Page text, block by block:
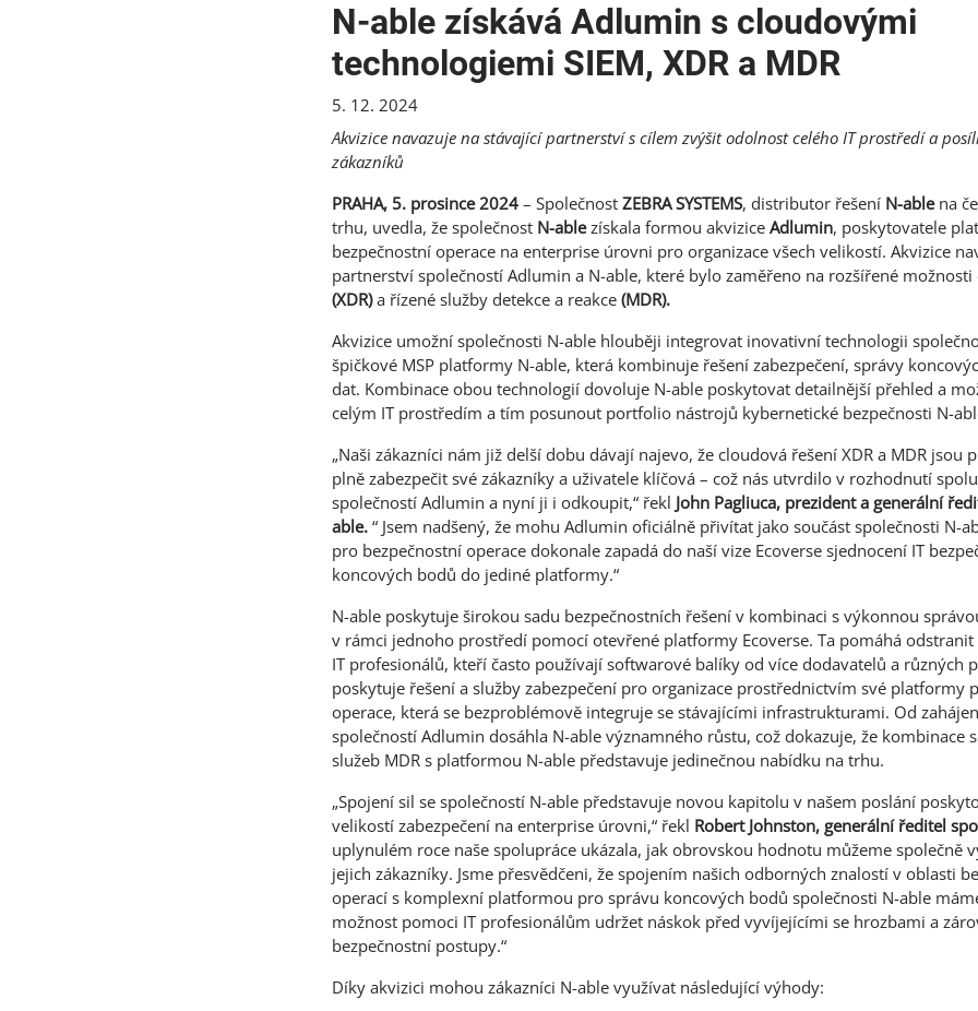
N-able získává Adlumin s cloudovými
technologiemi SIEM, XDR a MDR
5. 12. 2024
Akvizice navazuje na stávající partnerství s cílem zvýšit odolnost celého IT prostředí a
zákazníků
PRAHA, 5. prosince 2024 – Společnost ZEBRA SYSTEMS, distributor řešení N-ablena
trhu, uvedla, že společnost N-ablezískala formou akvizice Adlumin, poskytovatele
bezpečnostní operace na enterprise úrovni pro organizace všech velikostí. Akvizice
partnerství společností Adlumin a N-able, které bylo zaměřeno na rozšířené možnosti
(XDR)a řízené služby detekce a reakce (MDR).
Akvizice umožní společnosti N-able hlouběji integrovat inovativní technologii
špičkové MSP platformy N-able, která kombinuje řešení zabezpečení, správy
dat. Kombinace obou technologií dovoluje N-able poskytovat detailnější přehled a
celým IT prostředím a tím posunout portfolio nástrojů kybernetické bezpečnosti N-
„Naši zákazníci nám již delší dobu dávají najevo, že cloudová řešení XDR a MDR jsou
plně zabezpečit své zákazníky a uživatele klíčová – což nás utvrdilo v rozhodnutí
společností Adlumin a nyní ji i odkoupit,“ řekl John Pagliuca, prezident a generální
able. “ Jsem nadšený, že mohu Adlumin oficiálně přivítat jako součást společnosti N-
pro bezpečnostní operace dokonale zapadá do naší vize Ecoverse sjednocení IT
koncových bodů do jediné platformy.“
N-able poskytuje širokou sadu bezpečnostních řešení v kombinaci s výkonnou
v rámci jednoho prostředí pomocí otevřené platformy Ecoverse. Ta pomáhá odstranit
IT profesionálů, kteří často používají softwarové balíky od více dodavatelů a různých
poskytuje řešení a služby zabezpečení pro organizace prostřednictvím své platformy
operace, která se bezproblémově integruje se stávajícími infrastrukturami. Od
společností Adlumin dosáhla N-able významného růstu, což dokazuje, že kombinace
služeb MDR s platformou N-able představuje jedinečnou nabídku na trhu.
„Spojení sil se společností N-able představuje novou kapitolu v našem poslání
velikostí zabezpečení na enterprise úrovni,“ řekl Robert Johnston, generální ředitel
uplynulém roce naše spolupráce ukázala, jak obrovskou hodnotu můžeme společně
jejich zákazníky. Jsme přesvědčeni, že spojením našich odborných znalostí v oblasti
operací s komplexní platformou pro správu koncových bodů společnosti N-able
možnost pomoci IT profesionálům udržet náskok před vyvíjejícími se hrozbami a
bezpečnostní postupy.“
Díky akvizici mohou zákazníci N-able využívat následující výhody: